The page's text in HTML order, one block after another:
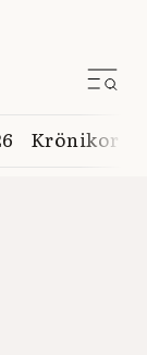
Krönikor